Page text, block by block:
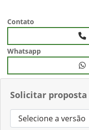
Solicitar proposta
Contato
Whatsapp